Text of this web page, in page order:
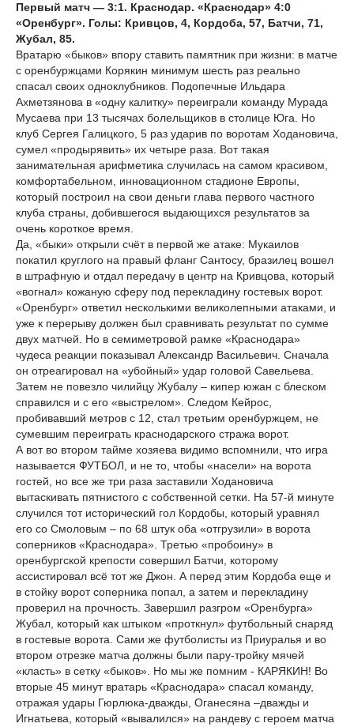
Первый матч — 3:1. Краснодар. «Краснодар» 4:0
«Оренбург». Голы: Кривцов, 4, Кордоба, 57, Батчи, 71,
Жубал, 85.
Вратарю «быков» впору ставить памятник при жизни: в матче
с оренбуржцами Корякин минимум шесть раз реально
спасал своих одноклубников. Подопечные Ильдара
Ахметзянова в «одну калитку» переиграли команду Мурада
Мусаева при 13 тысячах болельщиков в столице Юга. Но
клуб Сергея Галицкого, 5 раз ударив по воротам Ходановича,
сумел «продырявить» их четыре раза. Вот такая
занимательная арифметика случилась на самом красивом,
комфортабельном, инновационном стадионе Европы,
который построил на свои деньги глава первого частного
клуба страны, добившегося выдающихся результатов за
очень короткое время.
Да, «быки» открыли счёт в первой же атаке: Мукаилов
покатил круглого на правый фланг Сантосу, бразилец вошел
в штрафную и отдал передачу в центр на Кривцова, который
«вогнал» кожаную сферу под перекладину гостевых ворот.
«Оренбург» ответил несколькими великолепными атаками, и
уже к перерыву должен был сравнивать результат по сумме
двух матчей. Но в семиметровой рамке «Краснодара»
чудеса реакции показывал Александр Васильевич. Сначала
он отреагировал на «убойный» удар головой Савельева.
Затем не повезло чилийцу Жубалу – кипер южан с блеском
справился и с его «выстрелом». Следом Кейрос,
пробивавший метров с 12, стал третьим оренбуржцем, не
сумевшим переиграть краснодарского стража ворот.
А вот во втором тайме хозяева видимо вспомнили, что игра
называется ФУТБОЛ, и не то, чтобы «насели» на ворота
гостей, но все же три раза заставили Ходановича
вытаскивать пятнистого с собственной сетки. На 57-й минуте
случился тот исторический гол Кордобы, который уравнял
его со Смоловым – по 68 штук оба «отгрузили» в ворота
соперников «Краснодара». Третью «пробоину» в
оренбургской крепости совершил Батчи, которому
ассистировал всё тот же Джон. А перед этим Кордоба еще и
в стойку ворот соперника попал, а затем и перекладину
проверил на прочность. Завершил разгром «Оренбурга»
Жубал, который как штыком «проткнул» футбольный снаряд
в гостевые ворота. Сами же футболисты из Приуралья и во
втором отрезке матча должны были пару-тройку мячей
«класть» в сетку «быков». Но мы же помним - КАРЯКИН! Во
вторые 45 минут вратарь «Краснодара» спасал команду,
отражая удары Гюрлюка-дважды, Оганесяна –дважды и
Игнатьева, который «вывалился» на рандеву с героем матча